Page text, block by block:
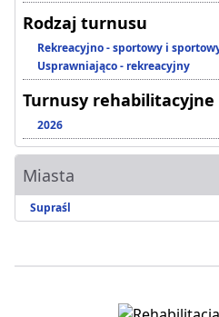
Rodzaj turnusu
Rekreacyjno - sportowy i
Usprawniająco - rekreacyjny
Turnusy rehabilitacyjne
2026
Miasta
Supraśl